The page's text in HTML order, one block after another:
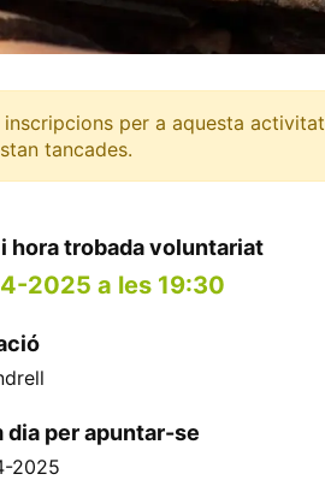
inscripcions per a aquesta activitat
tancades.
hora trobada voluntariat
2025 a les 19:30
dia per apuntar-se
2025